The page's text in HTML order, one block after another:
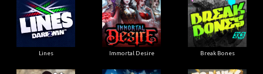
Lines Immortal Desire Break Bones